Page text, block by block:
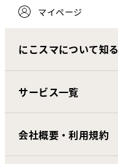
マイページ
にこスマについて知る
サービス一覧
会社概要・利用規約